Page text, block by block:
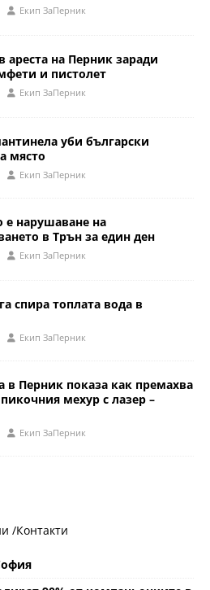
Eкип ЗаПерник
ареста на Перник заради
и пистолет
Eкип ЗаПерник
уби български
място
Eкип ЗаПерник
нарушаване на
в Трън за един ден
Eкип ЗаПерник
спира топлата вода в
Eкип ЗаПерник
в Перник показа как премахва
мехур с лазер –
Eкип ЗаПерник
/Контакти